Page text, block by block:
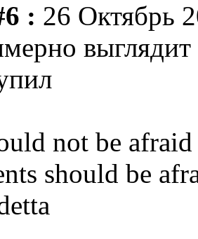
: 26 Октябрь
not be
should be